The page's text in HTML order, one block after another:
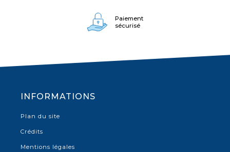
Paiement
sécurisé
INFORMATIONS
Plan du site
Crédits
Mentions légales